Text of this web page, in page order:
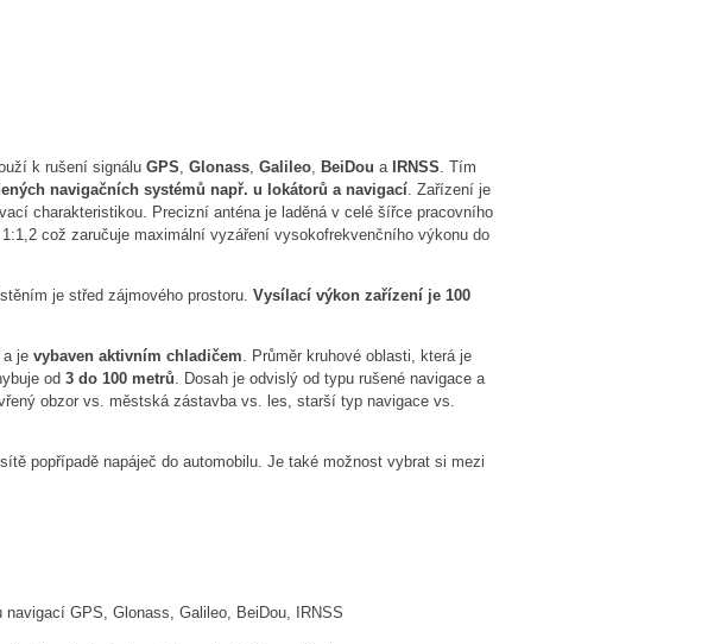
k rušení signálu GPS, Glonass, Galileo, BeiDou a IRNSS. Tím
navigačních systémů např. u lokátorů a navigací. Zařízení je
charakteristikou. Precizní anténa je laděná v celé šířce pracovního
což zaručuje maximální vyzáření vysokofrekvenčního výkonu do
je střed zájmového prostoru. Vysílací výkon zařízení je 100
a je vybaven aktivním chladičem. Průměr kruhové oblasti, která je
od 3 do 100 metrů. Dosah je odvislý od typu rušené navigace a
obzor vs. městská zástavba vs. les, starší typ navigace vs.
popřípadě napáječ do automobilu. Je také možnost vybrat si mezi
GPS, Glonass, Galileo, BeiDou, IRNSS